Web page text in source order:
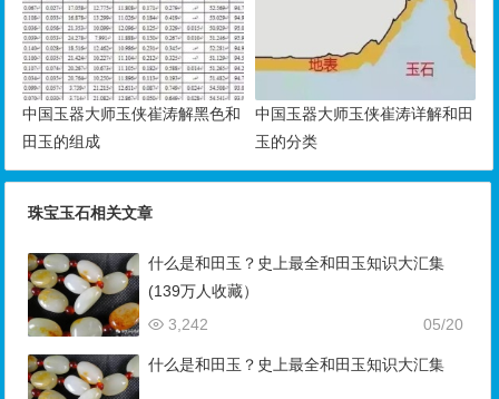
中国玉器大师玉侠崔涛解黑色和
田玉的组成
中国玉器大师玉侠崔涛详解和田
玉的分类
珠宝玉石相关文章
什么是和田玉？史上最全和田玉知识大汇集
(139万人收藏）
05/20
3,242
什么是和田玉？史上最全和田玉知识大汇集